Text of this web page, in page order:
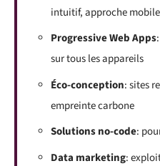
intuitif, approche
Progressive Web Apps
sur tous les appareils
Éco-conception: sites
empreinte carbone
Solutions no-code:
Data marketing: